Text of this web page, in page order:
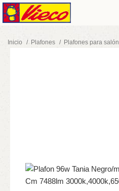
Inicio Plafones Plafones para salón